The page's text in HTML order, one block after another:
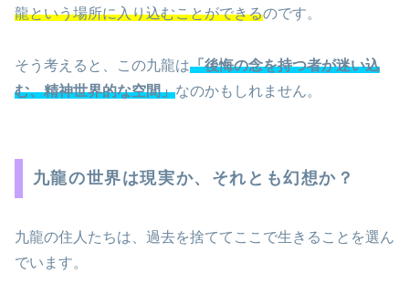
龍という場所に入り込むことができるのです。
そう考えると、この九龍は「後悔の念を持つ者が迷い込
む、精神世界的な空間」なのかもしれません。
九龍の世界は現実か、それとも幻想か？
九龍の住人たちは、過去を捨ててここで生きることを選ん
でいます。